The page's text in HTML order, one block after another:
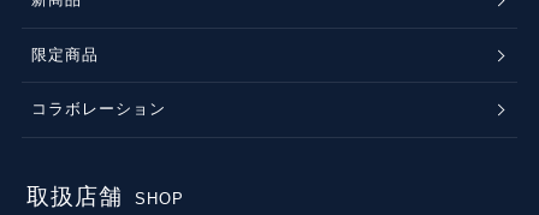
限定商品
コラボレーション
取扱店舗 SHOP